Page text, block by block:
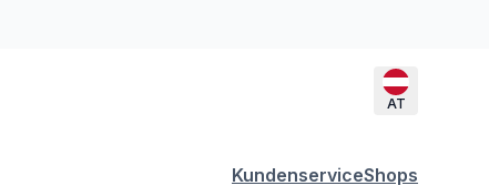
AT
KundenserviceShops